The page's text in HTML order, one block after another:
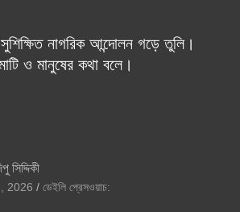
নাগরিক আন্দোলন গড়ে তুলি।
ও মানুষের কথা বলে।
সিদ্দিকী
2026 ডেইলি প্রেসওয়াচ: